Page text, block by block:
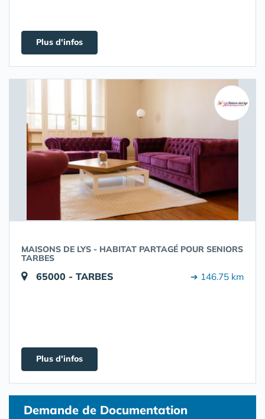
Plus d'infos
MAISONS DE LYS - HABITAT PARTAGÉ POUR SENIORS
TARBES
65000 - TARBES ➔ 146.75 km
Plus d'infos
Demande de Documentation